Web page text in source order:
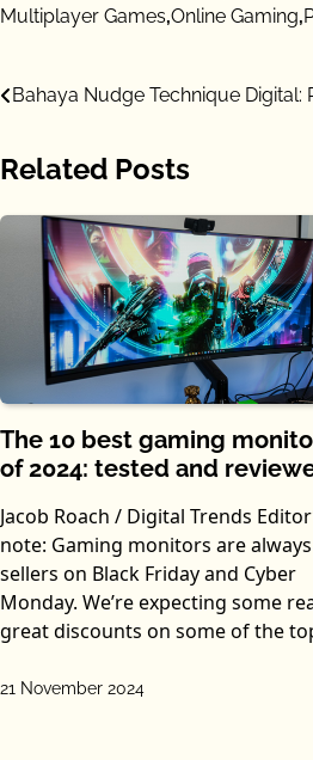
Multiplayer Games,Online Gaming,
Post
Bahaya Nudge Technique Digital:
Related Posts
The 10 best gaming
of 2024: tested and
Jacob Roach / Digital Trends
note: Gaming monitors are
sellers on Black Friday and Cyber
Monday. We’re expecting some
great discounts on some of the
21 November 2024